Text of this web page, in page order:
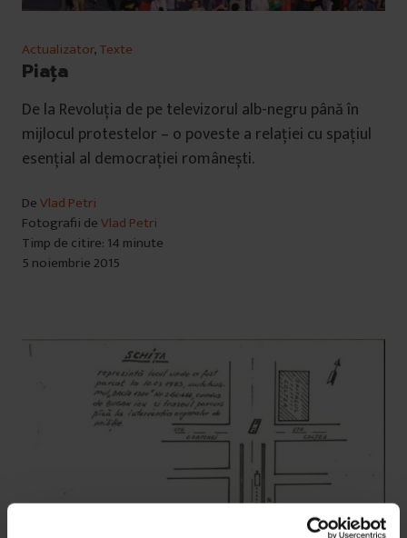
Actualizator,Texte
Piața
De la Revoluția de pe televizorul alb-negru până în
mijlocul protestelor – o poveste a relației cu spațiul
esențial al democrației românești.
DeVlad Petri
Fotografii deVlad Petri
Timp de citire: 14 minute
5 noiembrie 2015